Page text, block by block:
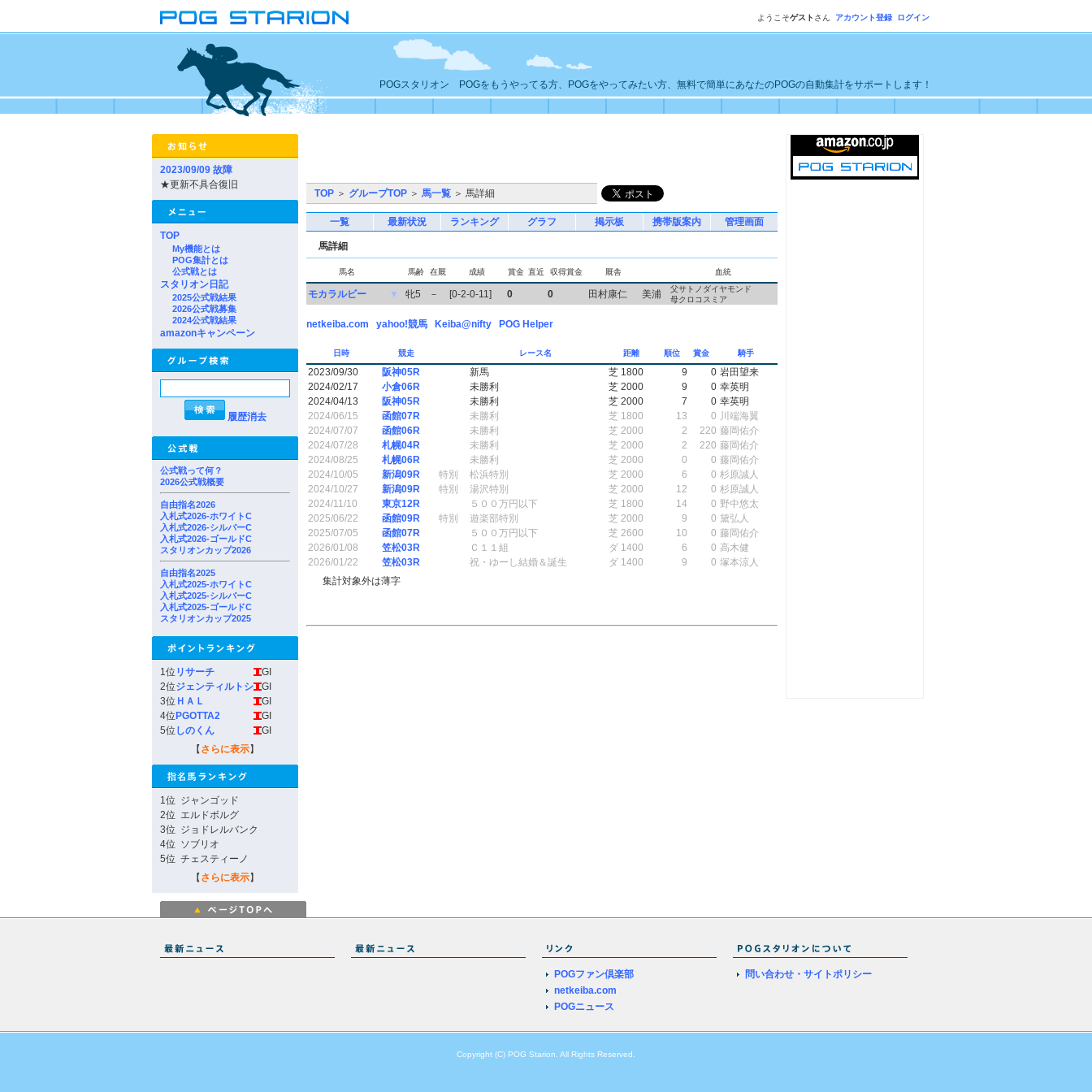
ようこそゲスト さん アカウント登録 ログイン
POGスタリオン POGをもうやってる方、POGをやってみたい方、無料で簡単にあなたのPOGの自動集計をサポートします！
2023/09/09 故障
★更新不具合復旧
TOP
My機能とは
POG集計とは
公式戦とは
スタリオン日記
2025公式戦結果
2026公式戦募集
2024公式戦結果
amazonキャンペーン
履歴消去
公式戦って何？
2026公式戦概要
自由指名2026
入札式2026-ホワイトC
入札式2026-シルバーC
入札式2026-ゴールドC
スタリオンカップ2026
自由指名2025
入札式2025-ホワイトC
入札式2025-シルバーC
入札式2025-ゴールドC
スタリオンカップ2025
1位 リサーチ
GI
2位ジェンティルトシ
GI
3位 ＨＡＬ
GI
4位 PGOTTA2
GI
5位 しのくん
GI
【 さらに表示】
1位 ジャンゴッド
2位 エルドボルグ
3位 ジョドレルバンク
4位 ソブリオ
5位 チェスティーノ
【 さらに表示】
TOP ＞ グループTOP ＞ 馬一覧 ＞ 馬詳細
一覧 最新状況 ランキング グラフ 掲示板 携帯版案内 管理画面
馬詳細
馬名 馬齢 在厩 成績 賞金 直近 収得賞金 厩舎 血統
モカラルビー ▼ 牝5 － [0-2-0-11] 0 0 田村康仁 美浦
父サトノダイヤモンド
母クロコスミア
netkeiba.com yahoo!競馬 Keiba@nifty POG Helper
日時 競走 レース名 距離 順位 賞金 騎手
2023/09/30 阪神05R 新馬 芝 1800 9 0 岩田望来
2024/02/17
小倉06R 未勝利 芝 2000 9 0 幸英明
2024/04/13
阪神05R 未勝利 芝 2000 7 0 幸英明
2024/06/15
函館07R 未勝利 芝 1800 13 0 川端海翼
2024/07/07
函館06R 未勝利 芝 2000 2 220 藤岡佑介
2024/07/28
札幌04R 未勝利 芝 2000 2 220 藤岡佑介
2024/08/25
札幌06R 未勝利 芝 2000 0 0 藤岡佑介
2024/10/05
新潟09R 特別 松浜特別 芝 2000 6 0 杉原誠人
2024/10/27
新潟09R 特別 湯沢特別 芝 2000 12 0 杉原誠人
2024/11/10
東京12R ５００万円以下 芝 1800 14 0 野中悠太
2025/06/22
函館09R 特別 遊楽部特別 芝 2000 9 0 黛弘人
2025/07/05
函館07R ５００万円以下 芝 2600 10 0 藤岡佑介
2026/01/08
笠松03R Ｃ１１組 ダ 1400 6 0 高木健
2026/01/22
笠松03R 祝・ゆーし結婚＆誕生 ダ 1400 9 0 塚本涼人
集計対象外は薄字
POGファン倶楽部
netkeiba.com
POGニュース
問い合わせ・サイトポリシー
Copyright (C) POG Starion. All Rights Reserved.